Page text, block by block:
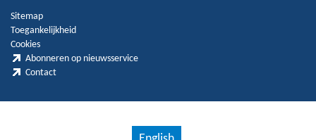
Sitemap
Toegankelijkheid
Cookies
Abonneren op nieuwsservice
Contact